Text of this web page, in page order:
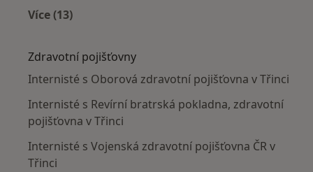
Více (13)
Zdravotní pojišťovny
Internisté s Oborová zdravotní pojišťovna v Třinci
Internisté s Revírní bratrská pokladna, zdravotní
pojišťovna v Třinci
Internisté s Vojenská zdravotní pojišťovna ČR v
Třinci